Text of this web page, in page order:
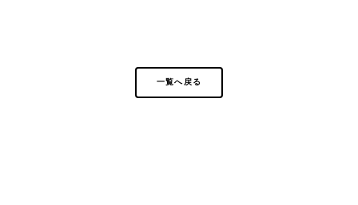
一覧へ戻る